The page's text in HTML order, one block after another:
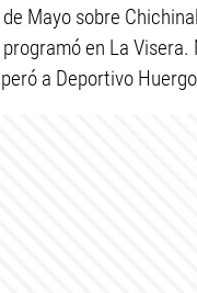
Mayo sobre
en La Visera.
a Deportivo